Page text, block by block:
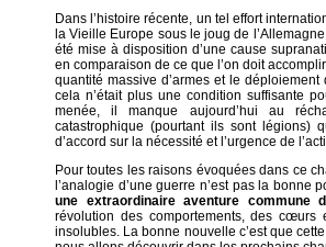
Dans l’histoire récente, un tel effort
la Vieille Europe sous le joug de
été mise à disposition d’une cause
en comparaison de ce que l’on doit
quantité massive d’armes et le
cela n’était plus une condition suffisante
menée, il manque aujourd’hui au
catastrophique (pourtant ils sont légions)
d’accord sur la nécessité et l’urgence de
Pour toutes les raisons évoquées dans ce
l’analogie d’une guerre n’est pas la bonne
une extraordinaire aventure commune
révolution des comportements, des cœurs
insolubles. La bonne nouvelle c’est que